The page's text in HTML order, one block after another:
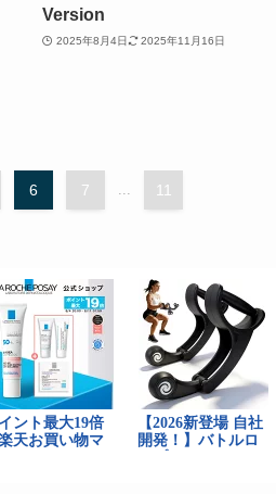
Version
2025年8月4日 2025年11月16日
6 7 11